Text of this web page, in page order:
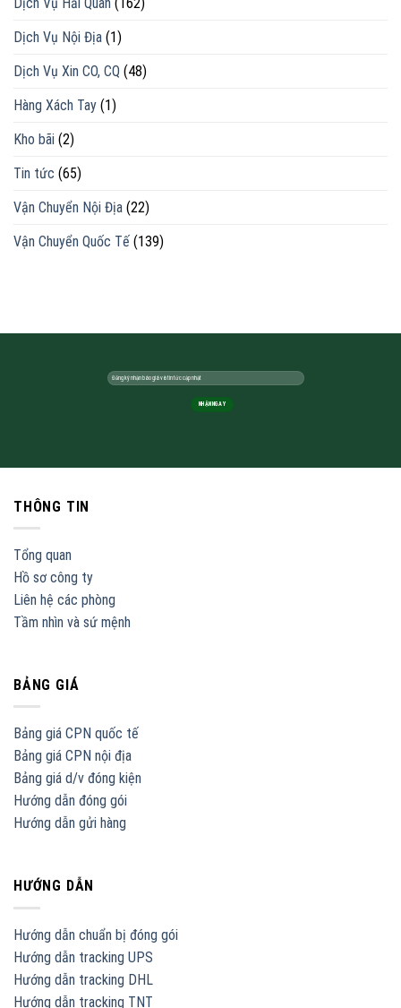
Dịch Vụ Nội Địa (1)
Dịch Vụ Xin CO, CQ (48)
Hàng Xách Tay (1)
Kho bãi (2)
Tin tức (65)
Vận Chuyển Nội Địa (22)
Vận Chuyển Quốc Tế (139)
THÔNG TIN
Tổng quan
Hồ sơ công ty
Liên hệ các phòng
Tầm nhìn và sứ mệnh
BẢNG GIÁ
Bảng giá CPN quốc tế
Bảng giá CPN nội địa
Bảng giá d/v đóng kiện
Hướng dẫn đóng gói
Hướng dẫn gửi hàng
HƯỚNG DẪN
Hướng dẫn chuẩn bị đóng gói
Hướng dẫn tracking UPS
Hướng dẫn tracking DHL
Hướng dẫn tracking TNT